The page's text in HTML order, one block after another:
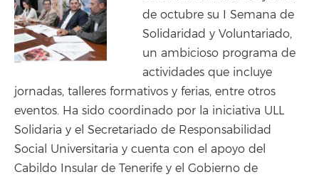
de octubre su I Semana de
Solidaridad y Voluntariado,
un ambicioso programa de
actividades que incluye
jornadas, talleres formativos y ferias, entre otros
eventos. Ha sido coordinado por la iniciativa ULL
Solidaria y el Secretariado de Responsabilidad
Social Universitaria y cuenta con el apoyo del
Cabildo Insular de Tenerife y el Gobierno de